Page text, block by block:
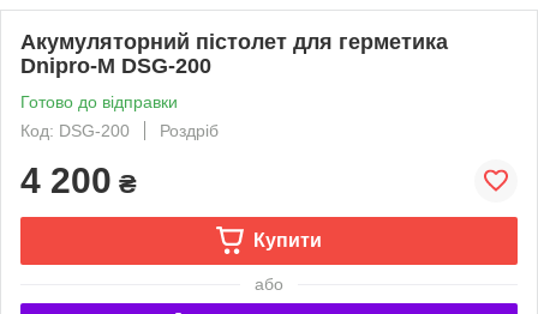
Акумуляторний пістолет для герметика
Dnipro-M DSG-200
Готово до відправки
Код: DSG-200
Роздріб
4 200 ₴
Купити
або